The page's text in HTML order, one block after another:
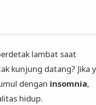
lambat saat
kunjung datang? Jika
dengan insomnia,
hidup.